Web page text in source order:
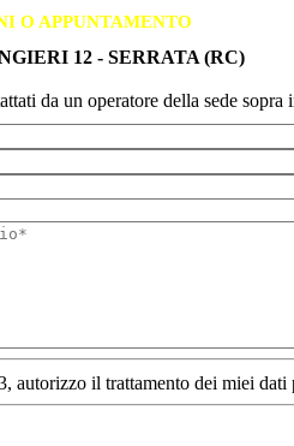
O APPUNTAMENTO
12 - SERRATA (RC)
da un operatore della sede sopra
autorizzo il trattamento dei miei